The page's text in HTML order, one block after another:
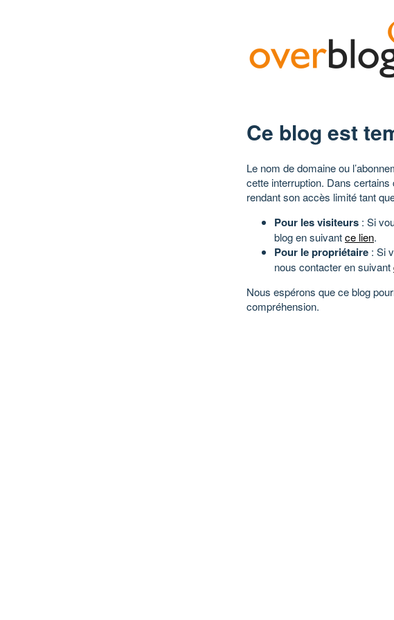
Ce blog est
Le nom de domaine ou
cette interruption. Dans
rendant son accès limité tant
Pour les visiteurs : Si
blog en suivantce lien.
Pour le propriétaire : Si
nous contacter en suivant
Nous espérons que ce blog
compréhension.